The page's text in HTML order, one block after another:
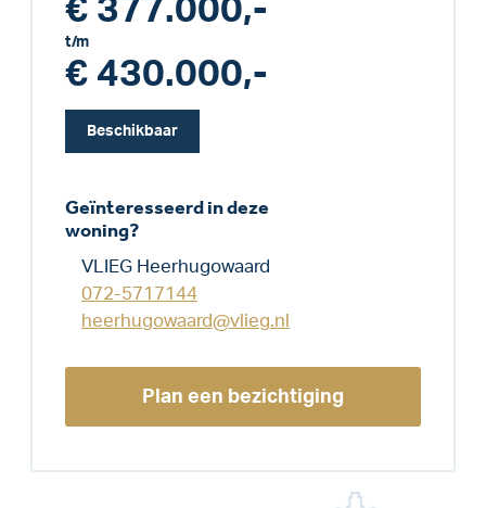
€ 377.000,-
t/m
€ 430.000,-
Beschikbaar
Geïnteresseerd in deze
woning?
VLIEG Heerhugowaard
072-5717144
heerhugowaard@vlieg.nl
Plan een bezichtiging